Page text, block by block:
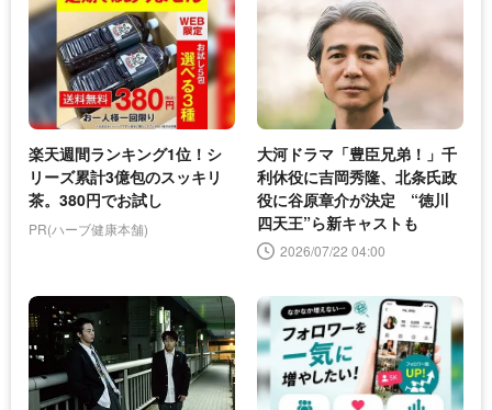
楽天週間ランキング1位！シ
リーズ累計3億包のスッキリ
茶。380円でお試し
PR(ハーブ健康本舗)
大河ドラマ「豊臣兄弟！」千
利休役に吉岡秀隆、北条氏政
役に谷原章介が決定 “徳川
四天王”ら新キャストも
2026/07/22 04:00